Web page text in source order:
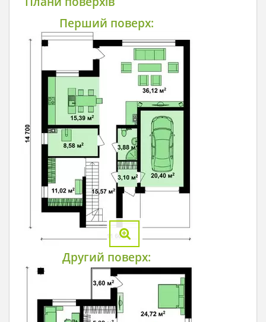
Перший поверх:
Другий поверх: